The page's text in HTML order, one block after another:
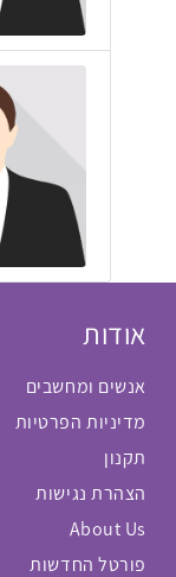
אודות
אנשים ומחשבים
מדיניות הפרטיות
תקנון
הצהרת נגישות
About Us
פורטל החדשות